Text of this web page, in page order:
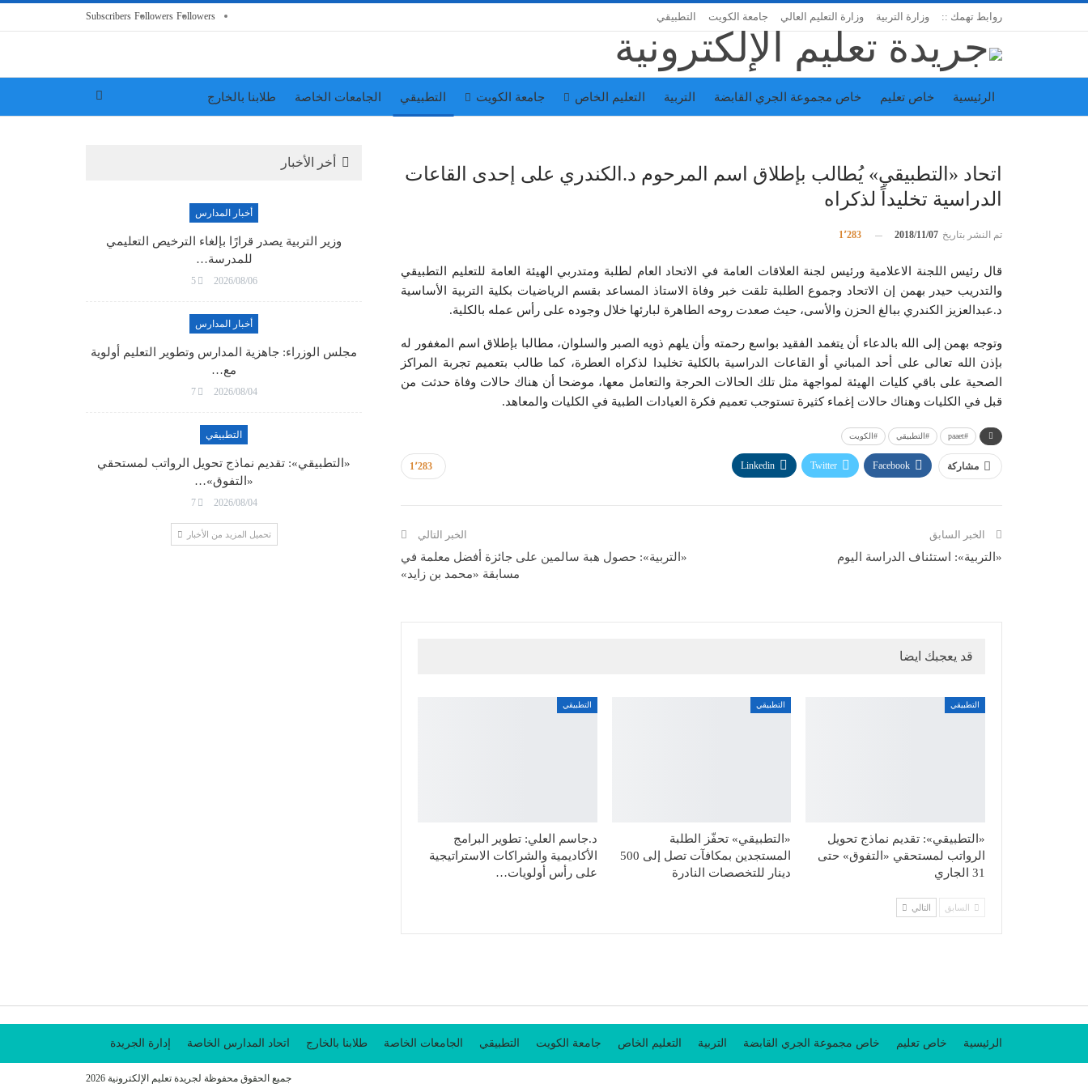
Followers
Followers
Subscribers روابط تهمك :: وزارة التربية وزارة التعليم العالي جامعة الكويت التطبيقي
الرئيسية خاص تعليم خاص مجموعة الجري القابضة التربية التعليم الخاص جامعة الكويت التطبيقي الجامعات الخاصة طلابنا بالخارج
اتحاد «التطبيقي» يُطالب بإطلاق اسم المرحوم د.الكندري على إحدى القاعات
الدراسية تخليداً لذكراه
تم النشر بتاريخ 2018/11/07
قال رئيس اللجنة الاعلامية ورئيس لجنة العلاقات العامة في الاتحاد العام لطلبة ومتدربي الهيئة العامة للتعليم التطبيقي
والتدريب حيدر بهمن إن الاتحاد وجموع الطلبة تلقت خبر وفاة الاستاذ المساعد بقسم الرياضيات بكلية التربية الأساسية
د.عبدالعزيز الكندري ببالغ الحزن والأسى، حيث صعدت روحه الطاهرة لبارئها خلال وجوده على رأس عمله بالكلية.
وتوجه بهمن إلى الله بالدعاء أن يتغمد الفقيد بواسع رحمته وأن يلهم ذويه الصبر والسلوان، مطالبا بإطلاق اسم المغفور له
بإذن الله تعالى على أحد المباني أو القاعات الدراسية بالكلية تخليدا لذكراه العطرة، كما طالب بتعميم تجربة المراكز
الصحية على باقي كليات الهيئة لمواجهة مثل تلك الحالات الحرجة والتعامل معها، موضحا أن هناك حالات وفاة حدثت من
قبل في الكليات وهناك حالات إغماء كثيرة تستوجب تعميم فكرة العيادات الطبية في الكليات والمعاهد.
#paaet #التطبيقي #الكويت
1٬283 مشاركة Facebook
Twitter
Linkedin
الخبر السابق
«التربية»: استئناف الدراسة اليوم
الخبر التالي
«التربية»: حصول هبة سالمين على جائزة أفضل معلمة في
مسابقة «محمد بن زايد»
قد يعجبك ايضا
التطبيقي
«التطبيقي»: تقديم نماذج تحويل
الرواتب لمستحقي «التفوق» حتى
31 الجاري
التطبيقي
«التطبيقي» تحفّز الطلبة
المستجدين بمكافآت تصل إلى 500
دينار للتخصصات النادرة
التطبيقي
د.جاسم العلي: تطوير البرامج
الأكاديمية والشراكات الاستراتيجية
على رأس أولويات…
السابق التالي
أخر الأخبار
أخبار المدارس
وزير التربية يصدر قرارًا بإلغاء الترخيص التعليمي
للمدرسة…
2026/08/06
5
أخبار المدارس
مجلس الوزراء: جاهزية المدارس وتطوير التعليم أولوية
مع…
2026/08/04
7
التطبيقي
«التطبيقي»: تقديم نماذج تحويل الرواتب لمستحقي
«التفوق»…
2026/08/04
7
تحميل المزيد من الأخبار
الرئيسية خاص تعليم خاص مجموعة الجري القابضة التربية التعليم الخاص جامعة الكويت التطبيقي الجامعات الخاصة طلابنا بالخارج اتحاد المدارس الخاصة إدارة الجريدة
جميع الحقوق محفوظة لجريدة تعليم الإلكترونية 2026